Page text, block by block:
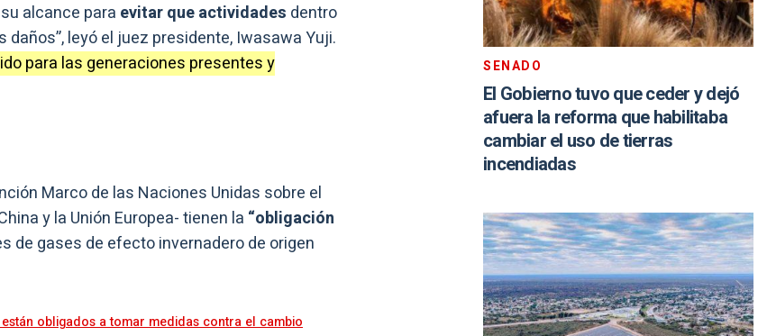
alcance para evitar que actividades dentro
leyó el juez presidente, Iwasawa Yuji.
para las generaciones presentes y
Marco de las Naciones Unidas sobre el
y la Unión Europea- tienen la “obligación
de gases de efecto invernadero de origen
obligados a tomar medidas contra el cambio
SENADO
El Gobierno tuvo que ceder y dejó
afuera la reforma que habilitaba
cambiar el uso de tierras
incendiadas